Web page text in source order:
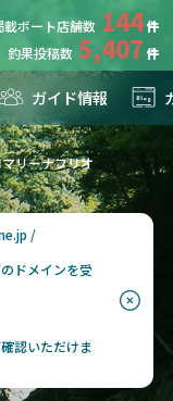
載ボート店舗数 144
釣果投稿数 5,407
ガイド情報
リーナフリオ
/
ドメインを受
認いただけま